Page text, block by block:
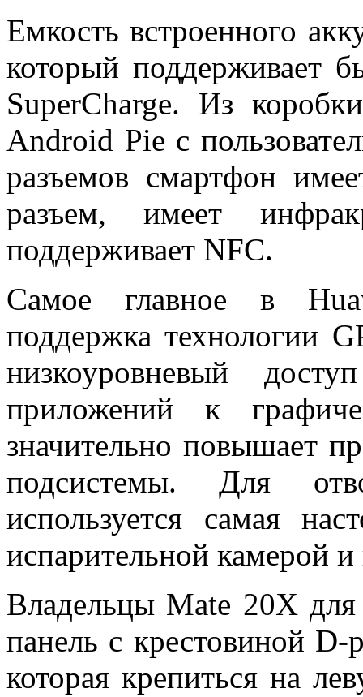
Емкость встроенного
который поддерживает
SuperCharge. Из
Android Pie с
разъемов смартфон
разъем, имеет
поддерживает NFC.
Самое главное в
поддержка технологии
низкоуровневый
приложений к
значительно повышает
подсистемы. Для
используется самая
испарительной камерой
Владельцы Mate 20X
панель с крестовиной
которая крепиться на